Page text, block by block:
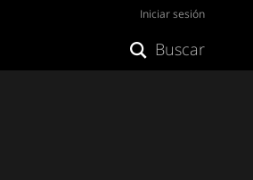
Iniciar sesión
Buscar